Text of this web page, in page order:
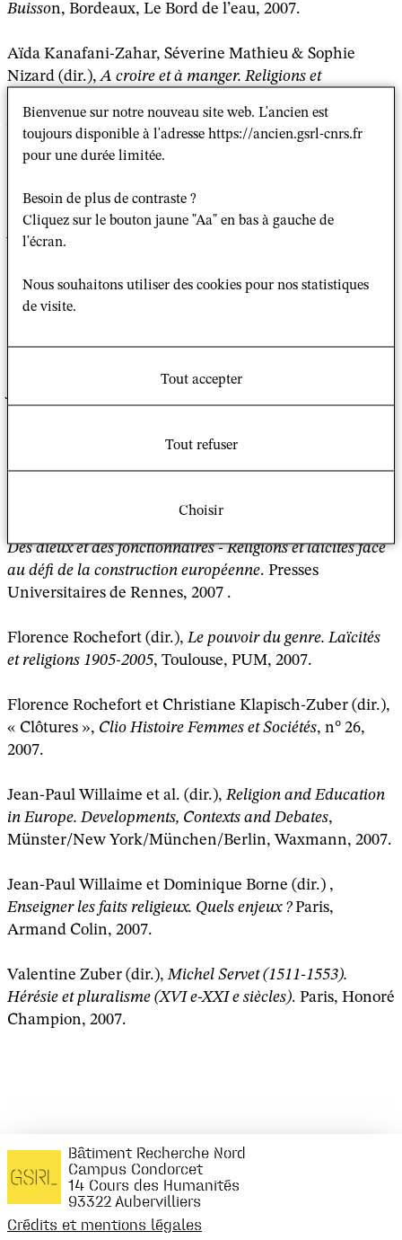
Buisson, Bordeaux, Le Bord de l’eau, 2007.
Aïda Kanafani-Zahar, Séverine Mathieu & Sophie
Nizard (dir.),A croire et à manger. Religions et
La naissance des religions : de la préhistoire aux religions
universalistes. Paris, Armand Colin, 2007.
Jean Laloum et al.
Rabbins et autres ministres du culte israélite - France et
Algérie - du Grand Sanhédrin (1807) à la loi de
Chaumont et Monique Lévy. Paris, Berg International
Éditeurs, 2007, 1003 p.
Gwendoline Malogne-Fer,Les femmes dans l’église
. Paris, Karthala, coll. « Mémoire d’églises »,
Des dieux et des fonctionnaires - Religions et laïcités face
au défi de la construction européenne. Presses
Universitaires de Rennes, 2007 .
Florence Rochefort (dir.),Le pouvoir du genre. Laïcités
et religions 1905-2005, Toulouse, PUM, 2007.
Florence Rochefort et Christiane Klapisch-Zuber (dir.),
« Clôtures », Clio Histoire Femmes et Sociétés, n° 26,
2007.
Jean-Paul Willaime et al. (dir.), Religion and Education
in Europe. Developments, Contexts and Debates,
Münster/New York/München/Berlin, Waxmann, 2007.
Jean-Paul Willaime et Dominique Borne (dir.) ,
Enseigner les faits religieux. Quels enjeux ?Paris,
Armand Colin, 2007.
Valentine Zuber (dir.),Michel Servet (1511-1553).
Hérésie et pluralisme (XVI e-XXI e siècles). Paris, Honoré
Champion, 2007.
Bienvenue sur notre nouveau site web. L'ancien est
toujours disponible à l'adresse https://ancien.gsrl-cnrs.fr
pour une durée limitée.
Besoin de plus de contraste ?
Cliquez sur le bouton jaune "Aa" en bas à gauche de
l'écran.
Nous souhaitons utiliser des cookies pour nos statistiques
de visite.
Tout accepter
Tout refuser
Choisir
Bâtiment Recherche Nord
Campus Condorcet
14 Cours des Humanités
93322 Aubervilliers
Crédits et mentions légales